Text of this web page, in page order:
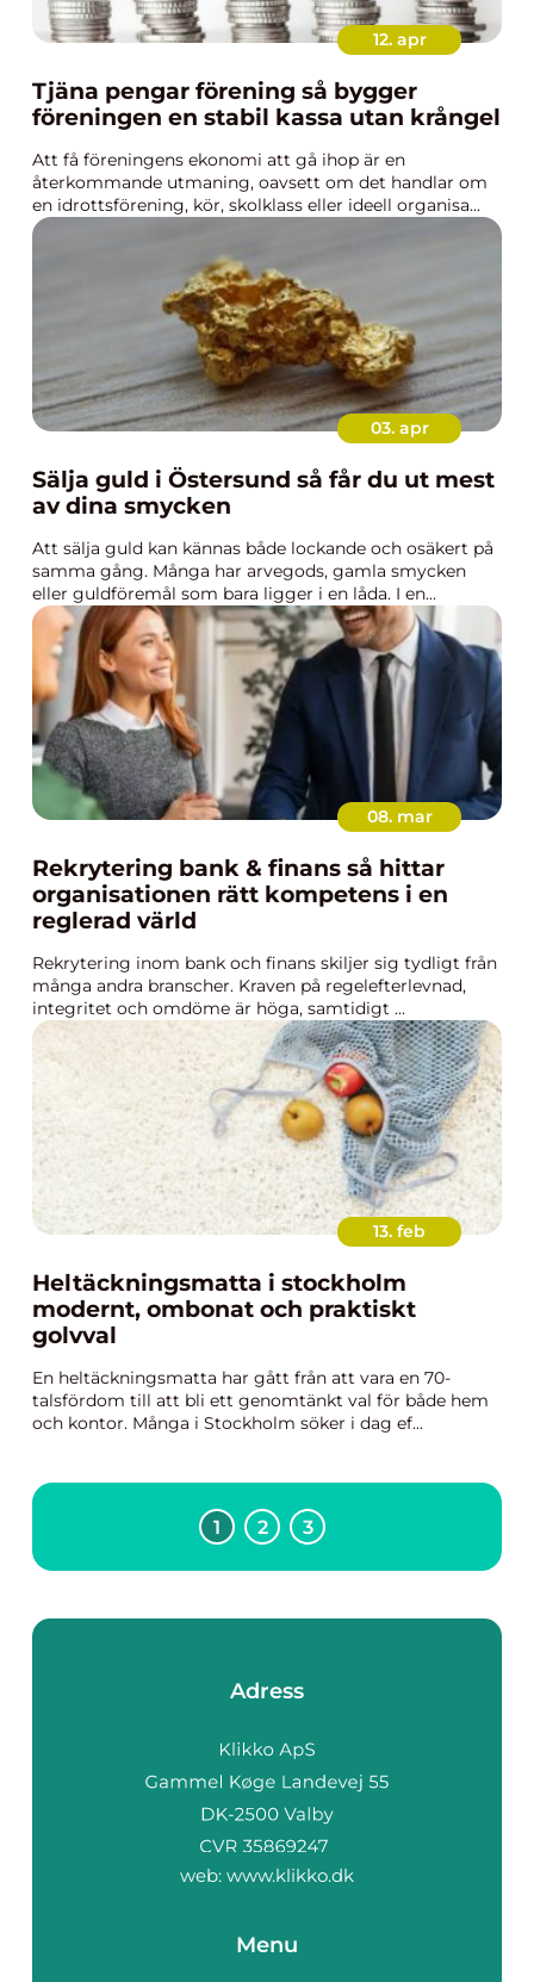
12. apr
Tjäna pengar förening så bygger
föreningen en stabil kassa utan krångel
Att få föreningens ekonomi att gå ihop är en
återkommande utmaning, oavsett om det handlar om
en idrottsförening, kör, skolklass eller ideell organisa...
03. apr
Sälja guld i Östersund så får du ut mest
av dina smycken
Att sälja guld kan kännas både lockande och osäkert på
samma gång. Många har arvegods, gamla smycken
eller guldföremål som bara ligger i en låda. I en...
08. mar
Rekrytering bank & finans så hittar
organisationen rätt kompetens i en
reglerad värld
Rekrytering inom bank och finans skiljer sig tydligt från
många andra branscher. Kraven på regelefterlevnad,
integritet och omdöme är höga, samtidigt ...
13. feb
Heltäckningsmatta i stockholm
modernt, ombonat och praktiskt
golvval
En heltäckningsmatta har gått från att vara en 70-
talsfördom till att bli ett genomtänkt val för både hem
och kontor. Många i Stockholm söker i dag ef...
1 2 3
Adress
web: www.klikko.dk
Menu